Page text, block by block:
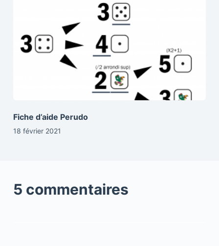
Fiche d’aide Perudo
18 février 2021
5 commentaires